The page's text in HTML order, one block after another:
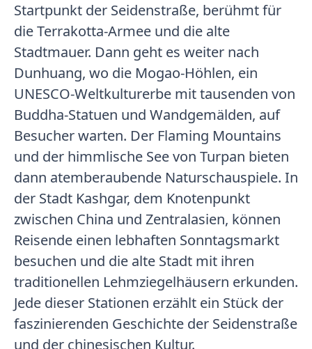
Startpunkt der Seidenstraße, berühmt für
die Terrakotta-Armee und die alte
Stadtmauer. Dann geht es weiter nach
Dunhuang, wo die Mogao-Höhlen, ein
UNESCO-Weltkulturerbe mit tausenden von
Buddha-Statuen und Wandgemälden, auf
Besucher warten. Der Flaming Mountains
und der himmlische See von Turpan bieten
dann atemberaubende Naturschauspiele. In
der Stadt Kashgar, dem Knotenpunkt
zwischen China und Zentralasien, können
Reisende einen lebhaften Sonntagsmarkt
besuchen und die alte Stadt mit ihren
traditionellen Lehmziegelhäusern erkunden.
Jede dieser Stationen erzählt ein Stück der
faszinierenden Geschichte der Seidenstraße
und der chinesischen Kultur.